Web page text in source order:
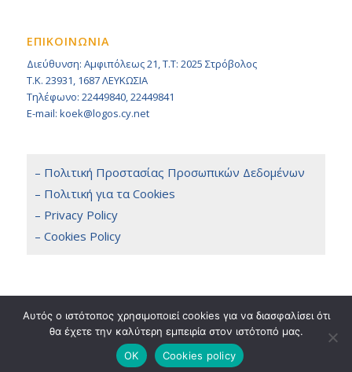
ΕΠΙΚΟΙΝΩΝΙΑ
Διεύθυνση: Αμφιπόλεως 21, Τ.Τ: 2025 Στρόβολος
Τ.Κ. 23931, 1687 ΛΕΥΚΩΣΙΑ
Τηλέφωνο: 22449840, 22449841
E-mail: koek@logos.cy.net
– Πολιτική Προστασίας Προσωπικών Δεδομένων
– Πολιτική για τα Cookies
– Privacy Policy
– Cookies Policy
Copyright 2014 © KOEK, All Rights Reserved. / Powered byNETinfo Plc
Αυτός ο ιστότοπος χρησιμοποιεί cookies για να διασφαλίσει ότι
θα έχετε την καλύτερη εμπειρία στον ιστότοπό μας.
OK
Cookies policy